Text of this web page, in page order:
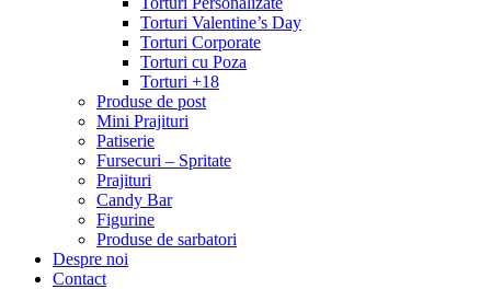
Torturi Valentine’s Day
Torturi Corporate
Torturi cu Poza
Torturi +18
Produse de post
Mini Prajituri
Patiserie
Fursecuri – Spritate
Prajituri
Candy Bar
Figurine
Produse de sarbatori
Despre noi
Contact